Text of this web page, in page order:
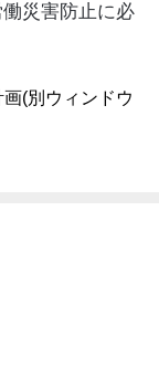
災害防止に必
画(別ウィンドウ